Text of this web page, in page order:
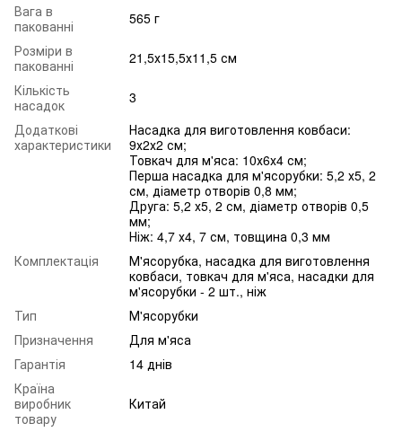
Вага в
пакованні
565 г
Розміри в
пакованні
21,5х15,5х11,5 см
Кількість
насадок
3
Додаткові
характеристики
Насадка для виготовлення ковбаси:
9х2х2 см;
Товкач для м'яса: 10х6х4 см;
Перша насадка для м'ясорубки: 5,2 х5, 2
см, діаметр отворів 0,8 мм;
Друга: 5,2 х5, 2 см, діаметр отворів 0,5
мм;
Ніж: 4,7 х4, 7 см, товщина 0,3 мм
Комплектація
М'ясорубка, насадка для виготовлення
ковбаси, товкач для м'яса, насадки для
м'ясорубки - 2 шт., ніж
Тип
М'ясорубки
Призначення
Для м'яса
Гарантія
14 днів
Країна
виробник
товару
Китай